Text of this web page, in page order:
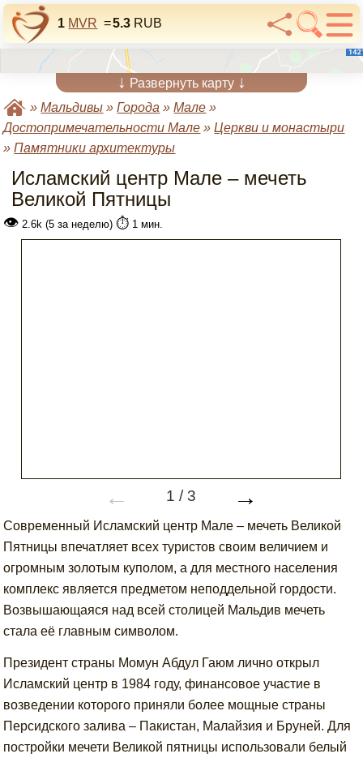
1 MVR =5.3 RUB
↓ Развернуть карту ↓
»Мальдивы »Города »Мале »
Достопримечательности Мале »Церкви и монастыри
»Памятники архитектуры
Исламский центр Мале – мечеть
Великой Пятницы
👁 2.6k (5 за неделю) ⏱️ 1 мин.
← 1 /3 →
Современный Исламский центр Мале – мечеть Великой
Пятницы впечатляет всех туристов своим величием и
огромным золотым куполом, а для местного населения
комплекс является предметом неподдельной гордости.
Возвышающаяся над всей столицей Мальдив мечеть
стала её главным символом.
Президент страны Момун Абдул Гаюм лично открыл
Исламский центр в 1984 году, финансовое участие в
возведении которого приняли более мощные страны
Персидского залива – Пакистан, Малайзия и Бруней. Для
постройки мечети Великой пятницы использовали белый